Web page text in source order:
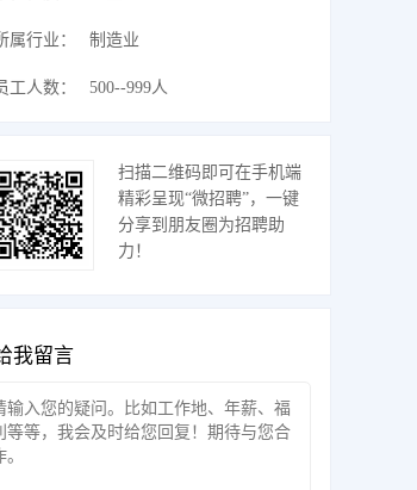
属行业： 制造业
工人数： 500--999人
扫描二维码即可在手机端
精彩呈现“微招聘”，一键
分享到朋友圈为招聘助
力！
我留言